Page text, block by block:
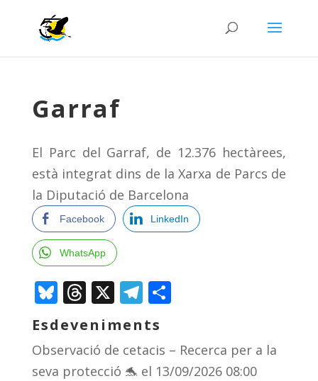
Garraf
El Parc del Garraf, de 12.376 hectàrees,
està integrat dins de la Xarxa de Parcs de
la Diputació de Barcelona
Facebook LinkedIn
WhatsApp
Bluesky
Threads
X Telegram
Comparteix
Esdeveniments
Observació de cetacis – Recerca per a la
seva protecció 🐬 el 13/09/2026 08:00